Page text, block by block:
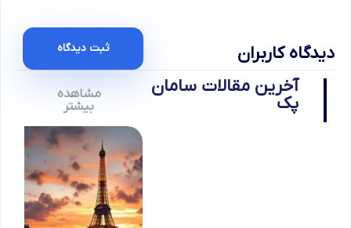
دیدگاه کاربران ثبت دیدگاه
آخرین مقالات سامان
پک
مشاهده
بیشتر